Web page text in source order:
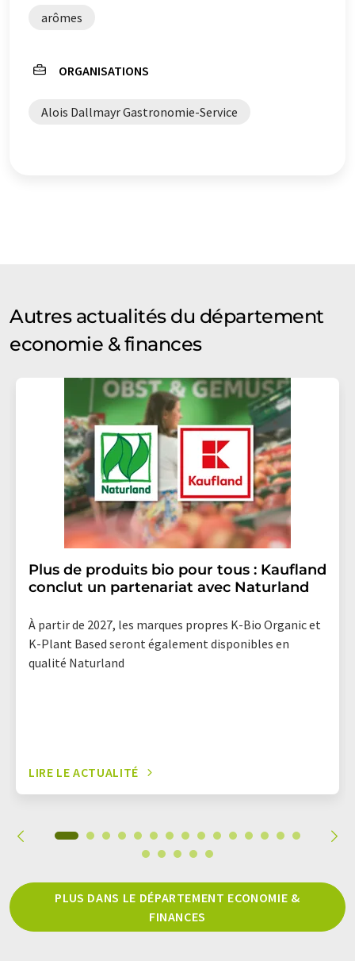
de grammaire. L'article original dans Allemand peut
arômes
ORGANISATIONS
Alois Dallmayr Gastronomie-Service
Autres actualités du département
economie & finances
Plus de produits bio pour tous : Kaufland
conclut un partenariat avec Naturland
À partir de 2027, les marques propres K-Bio Organic et
K-Plant Based seront également disponibles en
qualité Naturland
LIRE LE ACTUALITÉ
PLUS DANS LE DÉPARTEMENT ECONOMIE &
FINANCES